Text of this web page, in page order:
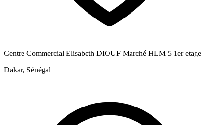
Centre Commercial Elisabeth DIOUF Marché HLM 5 1er etage
Dakar, Sénégal